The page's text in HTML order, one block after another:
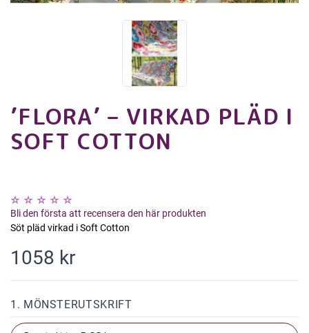
’FLORA’ – VIRKAD PLÄD I
SOFT COTTON
Bli den första att recensera den här produkten
Söt pläd virkad i Soft Cotton
1058 kr
1. MÖNSTERUTSKRIFT